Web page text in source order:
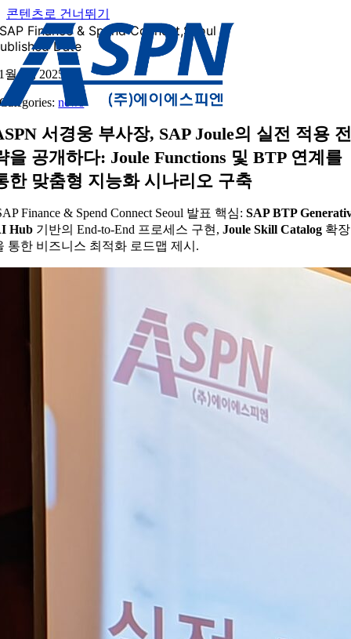
콘텐츠로 건너뛰기
SAP Finance & Spend Connect,Seoul
Date
월 18, 2025
Categories:news
서경웅 부사장, SAP Joule의 실전 적용
을 공개하다: Joule Functions 및 BTP 연계를
한 맞춤형 지능화 시나리오 구축
Finance & Spend Connect Seoul 발표 핵심:SAP BTP
Hub 기반의 End-to-End 프로세스 구현,Joule Skill Catalog 확장
통한 비즈니스 최적화 로드맵 제시.